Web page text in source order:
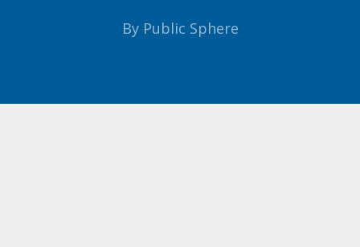
By Public Sphere